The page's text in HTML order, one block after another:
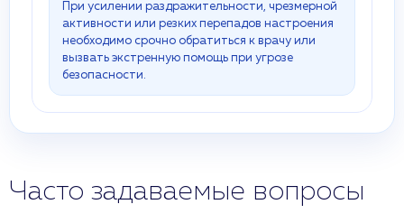
При усилении раздражительности, чрезмерной
активности или резких перепадов настроения
необходимо срочно обратиться к врачу или
вызвать экстренную помощь при угрозе
безопасности.
Часто задаваемые вопросы